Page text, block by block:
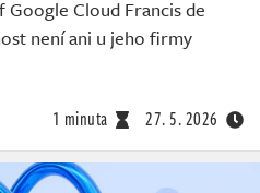
Cloud Francis de
není ani u jeho firmy
1 minuta 27. 5. 2026